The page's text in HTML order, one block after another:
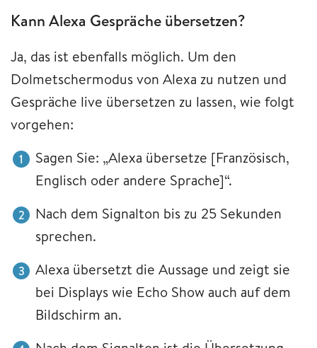
Kann Alexa Gespräche übersetzen?
Ja, das ist ebenfalls möglich. Um den
Dolmetschermodus von Alexa zu nutzen und
Gespräche live übersetzen zu lassen, wie folgt
vorgehen:
Sagen Sie: „Alexa übersetze [Französisch,
Englisch oder andere Sprache]“.
Nach dem Signalton bis zu 25 Sekunden
sprechen.
Alexa übersetzt die Aussage und zeigt sie
bei Displays wie Echo Show auch auf dem
Bildschirm an.